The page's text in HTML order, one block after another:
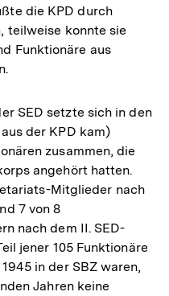
die KPD durch
teilweise konnte sie
Funktionäre aus
SED setzte sich in den
der KPD kam)
zusammen, die
angehört hatten.
Mitglieder nach
7 von 8
nach dem II. SED-
jener 105 Funktionäre
in der SBZ waren,
Jahren keine